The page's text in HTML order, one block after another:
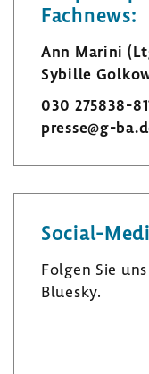
Fach­news:
Ann Marini
Sybille
030 275838-​
presse@g-
Social-​
Folgen Sie
Bluesky.